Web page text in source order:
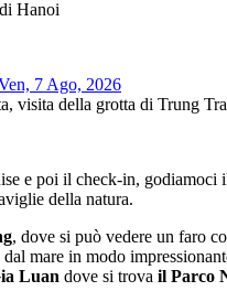
Hanoi
7 Ago, 2026
visita della grotta di Trung
e poi il check-in,
della natura.
, dove si può vedere un faro
mare in modo
Luan dove si trova il Parco